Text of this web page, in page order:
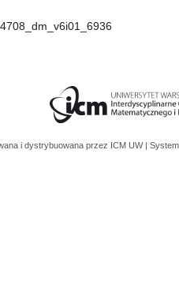
i dystrybuowana przez ICM UW |